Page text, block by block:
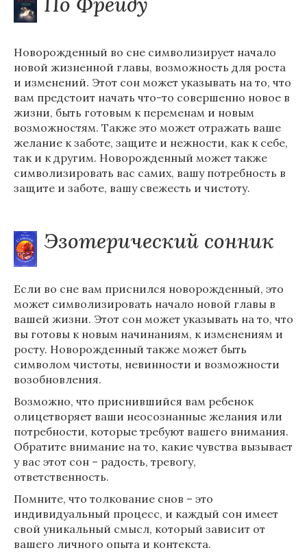
Новорожденный во сне символизирует начало
новой жизненной главы, возможность для роста
и изменений. Этот сон может указывать на то, что
вам предстоит начать что-то совершенно новое в
жизни, быть готовым к переменам и новым
возможностям. Также это может отражать ваше
желание к заботе, защите и нежности, как к себе,
так и к другим. Новорожденный может также
символизировать вас самих, вашу потребность в
защите и заботе, вашу свежесть и чистоту.
Эзотерический сонник
Если во сне вам приснился новорожденный, это
может символизировать начало новой главы в
вашей жизни. Этот сон может указывать на то, что
вы готовы к новым начинаниям, к изменениям и
росту. Новорожденный также может быть
символом чистоты, невинности и возможности
возобновления.
Возможно, что приснившийся вам ребенок
олицетворяет ваши неосознанные желания или
потребности, которые требуют вашего внимания.
Обратите внимание на то, какие чувства вызывает
у вас этот сон – радость, тревогу,
ответственность.
Помните, что толкование снов – это
индивидуальный процесс, и каждый сон имеет
свой уникальный смысл, который зависит от
вашего личного опыта и контекста.